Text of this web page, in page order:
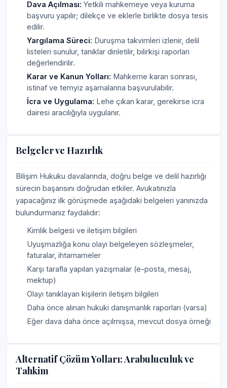
Dava Açılması: Yetkili mahkemeye veya kuruma
başvuru yapılır; dilekçe ve eklerle birlikte dosya tesis
edilir.
Yargılama Süreci: Duruşma takvimleri izlenir, delil
listeleri sunulur, tanıklar dinletilir, bilirkişi raporları
değerlendirilir.
Karar ve Kanun Yolları: Mahkeme kararı sonrası,
istinaf ve temyiz aşamalarına başvurulabilir.
İcra ve Uygulama: Lehe çıkan karar, gerekirse icra
dairesi aracılığıyla uygulanır.
Belgeler ve Hazırlık
Bilişim Hukuku davalarında, doğru belge ve delil hazırlığı
sürecin başarısını doğrudan etkiler. Avukatınızla
yapacağınız ilk görüşmede aşağıdaki belgeleri yanınızda
bulundurmanız faydalıdır:
Kimlik belgesi ve iletişim bilgileri
Uyuşmazlığa konu olayı belgeleyen sözleşmeler,
faturalar, ihtarnameler
Karşı tarafla yapılan yazışmalar (e-posta, mesaj,
mektup)
Olayı tanıklayan kişilerin iletişim bilgileri
Daha önce alınan hukuki danışmanlık raporları (varsa)
Eğer dava daha önce açılmışsa, mevcut dosya örneği
Alternatif Çözüm Yolları: Arabuluculuk ve
Tahkim